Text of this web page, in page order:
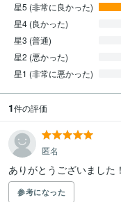
星5 (非常に良かった)
星4 (良かった)
星3 (普通)
星2 (悪かった)
星1 (非常に悪かった)
1件の評価
匿名
ありがとうございました！
参考になった